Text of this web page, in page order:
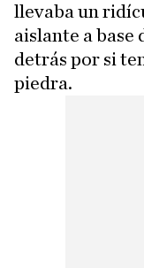
llevaba un
aislante a base
detrás por si
piedra.